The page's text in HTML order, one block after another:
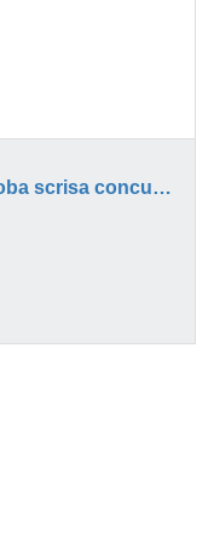
Rezultate proba scrisa concurs sofer v1.pdf